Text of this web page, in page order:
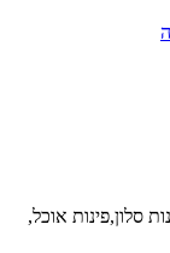
סלון,פינות אוכל,